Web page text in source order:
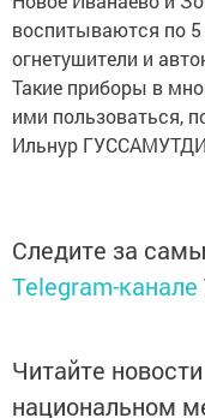
воспитываются по
огнетушители и
Такие приборы в
ими пользоваться,
Ильнур
Следите за
Telegram-канале
Читайте
национальном